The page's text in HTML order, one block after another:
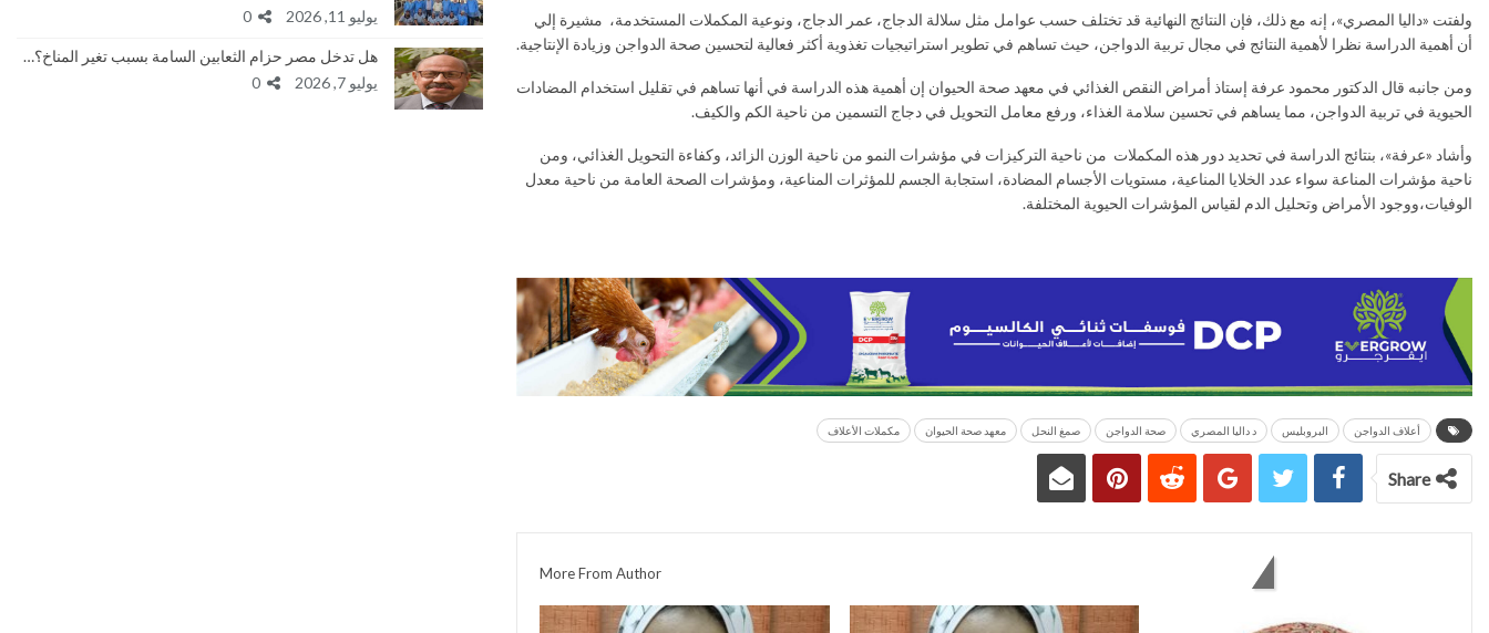
ولفتت «داليا المصري»، إنه مع ذلك، فإن النتائج النهائية قد تختلف حسب عوامل مثل سلالة الدجاج، عمر الدجاج، ونوعية المكملات المستخدمة، مشيرة إلي
أن أهمية الدراسة نظرا لأهمية النتائج في مجال تربية الدواجن، حيث تساهم في تطوير استراتيجيات تغذوية أكثر فعالية لتحسين صحة الدواجن وزيادة الإنتاجية.
ومن جانبه قال الدكتور محمود عرفة إستاذ أمراض النقص الغذائي في معهد صحة الحيوان إن أهمية هذه الدراسة في أنها تساهم في تقليل استخدام المضادات
الحيوية في تربية الدواجن، مما يساهم في تحسين سلامة الغذاء، ورفع معامل التحويل في دجاج التسمين من ناحية الكم والكيف.
وأشاد «عرفة»، بنتائج الدراسة في تحديد دور هذه المكملات من ناحية التركيزات في مؤشرات النمو من ناحية الوزن الزائد، وكفاءة التحويل الغذائي، ومن
ناحية مؤشرات المناعة سواء عدد الخلايا المناعية، مستويات الأجسام المضادة، استجابة الجسم للمؤثرات المناعية، ومؤشرات الصحة العامة من ناحية معدل
الوفيات،ووجود الأمراض وتحليل الدم لقياس المؤشرات الحيوية المختلفة.
أعلاف الدواجن البروبليس د داليا المصري صحة الدواجن صمغ النحل معهد صحة الحيوان مكملات الأعلاف
Share
More From Author
يوليو 11, 2026
هل تدخل مصر حزام الثعابين السامة بسبب تغير المناخ؟…
يوليو 7, 2026